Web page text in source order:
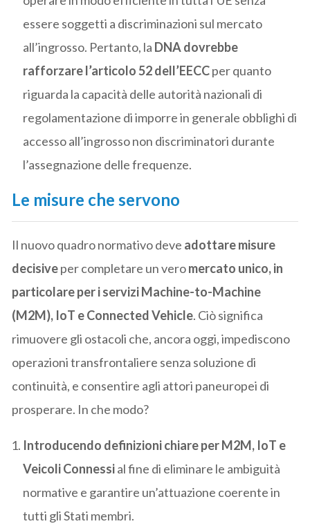
essere soggetti a discriminazioni sul mercato
all’ingrosso. Pertanto, la DNA dovrebbe
rafforzare l’articolo 52 dell’EECCper quanto
riguarda la capacità delle autorità nazionali di
regolamentazione di imporre in generale obblighi di
accesso all’ingrosso non discriminatori durante
l’assegnazione delle frequenze.
Le misure che servono
Il nuovo quadro normativo deve adottare misure
decisiveper completare un veromercato unico, in
particolare per i servizi Machine-to-Machine
(M2M), IoT e Connected Vehicle. Ciò significa
rimuovere gli ostacoli che, ancora oggi, impediscono
operazioni transfrontaliere senza soluzione di
continuità, e consentire agli attori paneuropei di
prosperare. In che modo?
Introducendo definizioni chiare per M2M, IoT e
Veicoli Connessial fine di eliminare le ambiguità
normative e garantire un’attuazione coerente in
tutti gli Stati membri.